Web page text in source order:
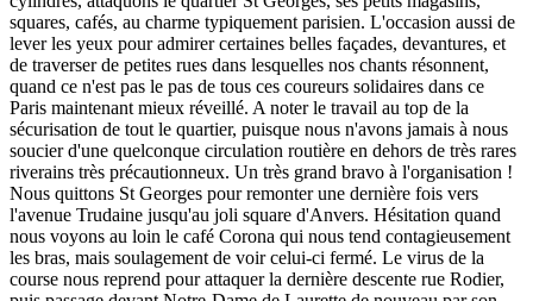
squares, cafés, au charme typiquement parisien. L'occasion aussi de
lever les yeux pour admirer certaines belles façades, devantures, et
de traverser de petites rues dans lesquelles nos chants résonnent,
quand ce n'est pas le pas de tous ces coureurs solidaires dans ce
Paris maintenant mieux réveillé. A noter le travail au top de la
sécurisation de tout le quartier, puisque nous n'avons jamais à nous
soucier d'une quelconque circulation routière en dehors de très rares
riverains très précautionneux. Un très grand bravo à l'organisation !
Nous quittons St Georges pour remonter une dernière fois vers
l'avenue Trudaine jusqu'au joli square d'Anvers. Hésitation quand
nous voyons au loin le café Corona qui nous tend contagieusement
les bras, mais soulagement de voir celui-ci fermé. Le virus de la
course nous reprend pour attaquer la dernière descente rue Rodier,